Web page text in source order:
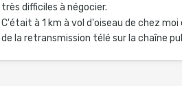
très difficiles à négocier.
C'était à 1 km à vol d'oiseau de chez moi
de la retransmission télé sur la chaîne